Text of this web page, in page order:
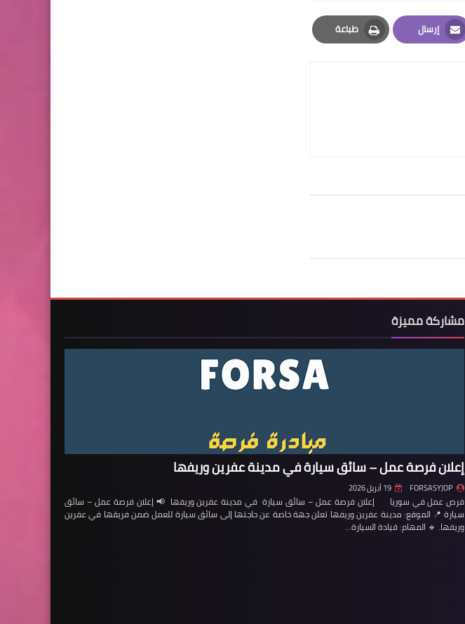
إرسال
Email
طباعة
Print
مشاركة مميزة
إعلان فرصة عمل – سائق سيارة في مدينة عفرين وريفها
FORSASYJOP 19 أبريل 2026
فرص عمل في سوريا إعلان فرصة عمل – سائق سيارة في مدينة عفرين وريفها 📢 إعلان فرصة عمل – سائق
سيارة 📍 الموقع: مدينة عفرين وريفها تعلن جهة خاصة عن حاجتها إلى سائق سيارة للعمل ضمن فريقها في عفرين
وريفها. 🔹 المهام: قيادة السيارة…